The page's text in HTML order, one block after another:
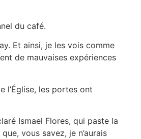
du café.
Et ainsi, je les vois comme
de mauvaises expériences
l’Église, les portes ont
Ismael Flores, qui paste la
vous savez, je n’aurais